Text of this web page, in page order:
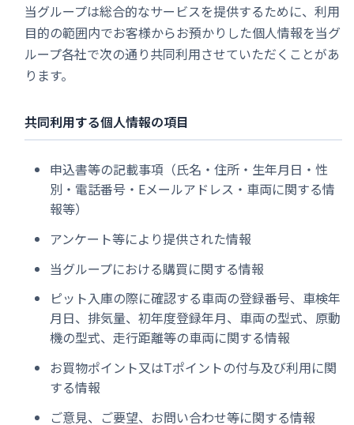
当グループは総合的なサービスを提供するために、利用
目的の範囲内でお客様からお預かりした個人情報を当グ
ループ各社で次の通り共同利用させていただくことがあ
ります。
共同利用する個人情報の項目
申込書等の記載事項（氏名・住所・生年月日・性
別・電話番号・Eメールアドレス・車両に関する情
報等）
アンケート等により提供された情報
当グループにおける購買に関する情報
ピット入庫の際に確認する車両の登録番号、車検年
月日、排気量、初年度登録年月、車両の型式、原動
機の型式、走行距離等の車両に関する情報
お買物ポイント又はTポイントの付与及び利用に関
する情報
ご意見、ご要望、お問い合わせ等に関する情報